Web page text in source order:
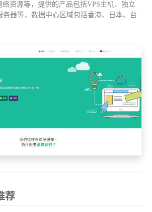
资源等，提供的产品包括VPS主机、独立
务器等，数据中心区域包括香港、日本、台
荐